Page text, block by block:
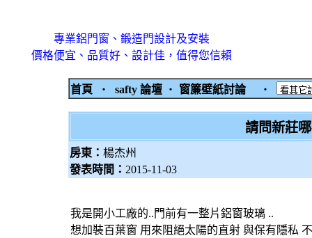
專業鋁門窗、鍛造門設計及安裝
價格便宜、品質好、設計佳，值得您信賴
首頁 ‧ safty 論壇 ‧ 窗簾壁紙討論 ‧
請問新莊
房東： 楊杰州
發表時間： 2015-11-03
我是開小工廠的..門前有一整片鋁窗玻璃 ..
想加裝百葉窗 用來阻絕太陽的直射 與保有隱私